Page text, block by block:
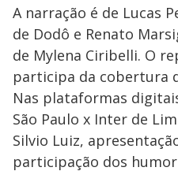
A narração é de Lucas
de Dodô e Renato
de Mylena Ciribelli. O
participa da cobertura
Nas plataformas
São Paulo x Inter de
Silvio Luiz,
participação dos